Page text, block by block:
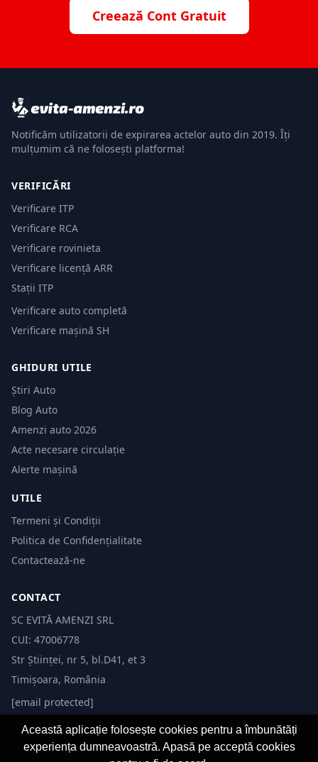
Creează Cont Gratuit
Notificăm utilizatorii de expirarea actelor auto din 2019. Îți
mulțumim că ne folosești platforma!
VERIFICĂRI
Verificare ITP
Verificare RCA
Verificare rovinieta
Verificare licență ARR
Stații ITP
Verificare auto completă
Verificare mașină SH
GHIDURI UTILE
Știri Auto
Blog Auto
Amenzi auto 2026
Acte necesare circulație
Alerte mașină
UTILE
Termeni și Condiții
Politica de Confidențialitate
Contactează-ne
CONTACT
SC EVITĂ AMENZI SRL
CUI: 47006778
Str Științei, nr 5, bl.D41, et 3
Timișoara, România
[email protected]
Această aplicație folosește cookies pentru a îmbunătăți
experiența dumneavoastră. Apasă pe acceptă cookies